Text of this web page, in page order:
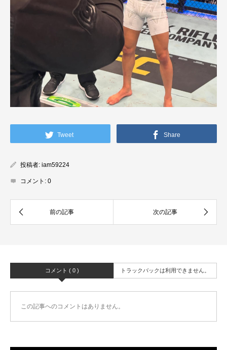
Tweet Share
投稿者: iam59224
コメント: 0
コメント ( 0 ) トラックバックは利用できません。
この記事へのコメントはありません。